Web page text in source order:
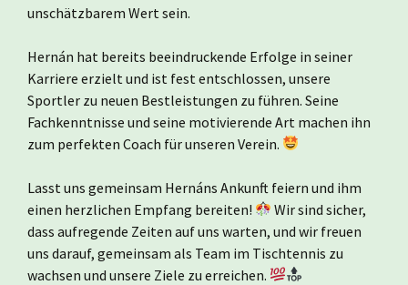
unschätzbarem Wert sein.
Hernán hat bereits beeindruckende Erfolge in seiner
Karriere erzielt und ist fest entschlossen, unsere
Sportler zu neuen Bestleistungen zu führen. Seine
Fachkenntnisse und seine motivierende Art machen ihn
zum perfekten Coach für unseren Verein.
Lasst uns gemeinsam Hernáns Ankunft feiern und ihm
einen herzlichen Empfang bereiten!
Wir sind sicher,
dass aufregende Zeiten auf uns warten, und wir freuen
uns darauf, gemeinsam als Team im Tischtennis zu
wachsen und unsere Ziele zu erreichen.